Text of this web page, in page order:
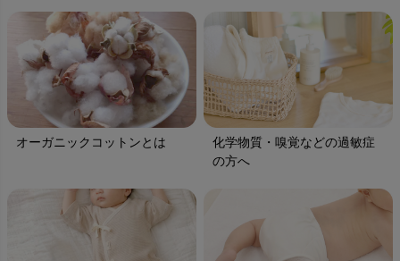
オーガニックコットンとは
化学物質・嗅覚などの過敏症
の方へ